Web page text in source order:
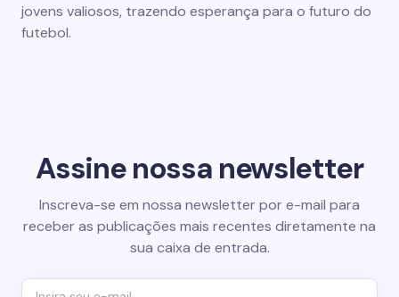
jovens valiosos, trazendo esperança para o futuro do
futebol.
Assine nossa newsletter
Inscreva-se em nossa newsletter por e-mail para
receber as publicações mais recentes diretamente na
sua caixa de entrada.